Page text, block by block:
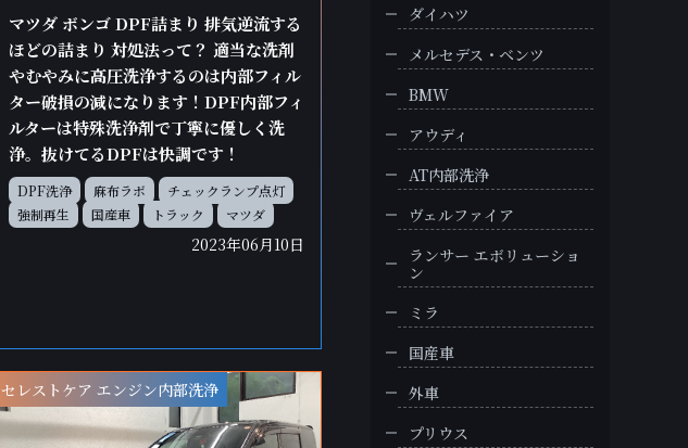
マツダ ボンゴ DPF詰まり 排気逆流する
ほどの詰まり 対処法って？ 適当な洗剤
やむやみに高圧洗浄するのは内部フィル
ター破損の減になります！DPF内部フィ
ルターは特殊洗浄剤で丁寧に優しく洗
浄。抜けてるDPFは快調です！
DPF洗浄 麻布ラボ
チェックランプ点灯
強制再生
国産車 トラック マツダ
2023年06月10日
セレストケア エンジン内部洗浄
ダイハツ
メルセデス・ベンツ
BMW
アウディ
AT内部洗浄
ヴェルファイア
ランサー エボリューショ
ン
ミラ
国産車
外車
プリウス